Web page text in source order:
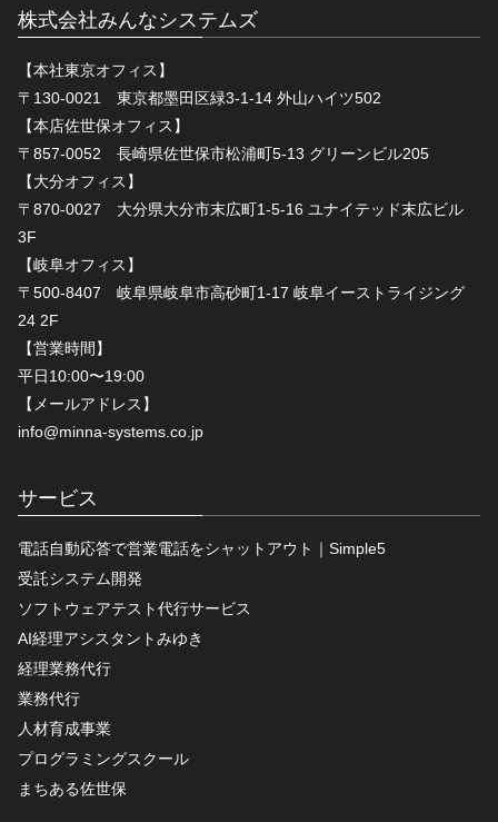
株式会社みんなシステムズ
【本社東京オフィス】
〒130-0021 東京都墨田区緑3-1-14 外山ハイツ502
【本店佐世保オフィス】
〒857-0052 長崎県佐世保市松浦町5-13 グリーンビル205
【大分オフィス】
〒870-0027 大分県大分市末広町1-5-16 ユナイテッド末広ビル
3F
【岐阜オフィス】
〒500-8407 岐阜県岐阜市高砂町1-17 岐阜イーストライジング
24 2F
【営業時間】
平日10:00〜19:00
【メールアドレス】
info@minna-systems.co.jp
サービス
電話自動応答で営業電話をシャットアウト｜Simple5
受託システム開発
ソフトウェアテスト代行サービス
AI経理アシスタントみゆき
経理業務代行
業務代行
人材育成事業
プログラミングスクール
まちある佐世保